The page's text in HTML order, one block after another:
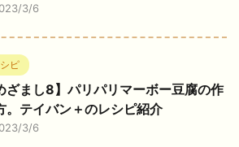
3/6
ピ
ざまし8】パリパリマーボー豆腐の作
。テイバン＋のレシピ紹介
3/6